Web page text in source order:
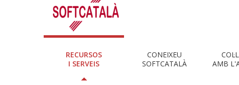
RECURSOS
I SERVEIS
CONEIXEU
SOFTCATALÀ
AMB